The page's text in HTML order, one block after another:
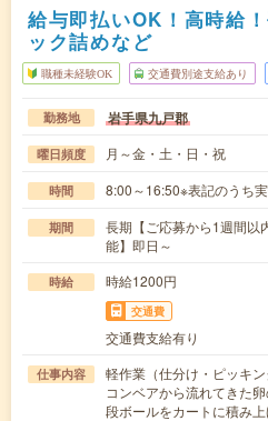
給与即払いOK！高時給
ック詰めなど
職種未経験OK 交通費別途支給あり
勤務地 岩手県九戸郡
曜日頻度 月～金・土・日・祝
時間 8:00～16:50※表記のうち実
期間
長期【ご応募から1週間以
能】即日～
時給 時給1200円
交通費
交通費支給有り
仕事内容
軽作業（仕分け・ピッキン
コンベアから流れてきた
段ボールをカートに積み